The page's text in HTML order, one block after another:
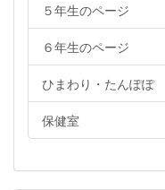
５年生のページ
６年生のページ
ひまわり・たんぽぽ
保健室